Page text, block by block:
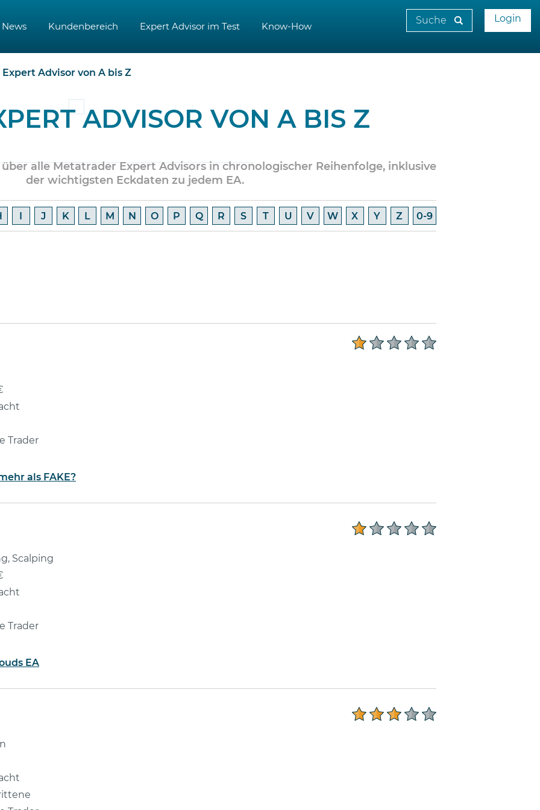
News Kundenbereich Expert Advisor im Test Know-How
Login
Expert Advisor von A bis Z
ADVISOR VON A BIS Z
alle Metatrader Expert Advisors in chronologischer Reihenfolge, inklusive
der wichtigsten Eckdaten zu jedem EA.
J K L M N O P Q R S T U V W X Y Z 0-9
Trader
als FAKE?
Scalping
Trader
EA